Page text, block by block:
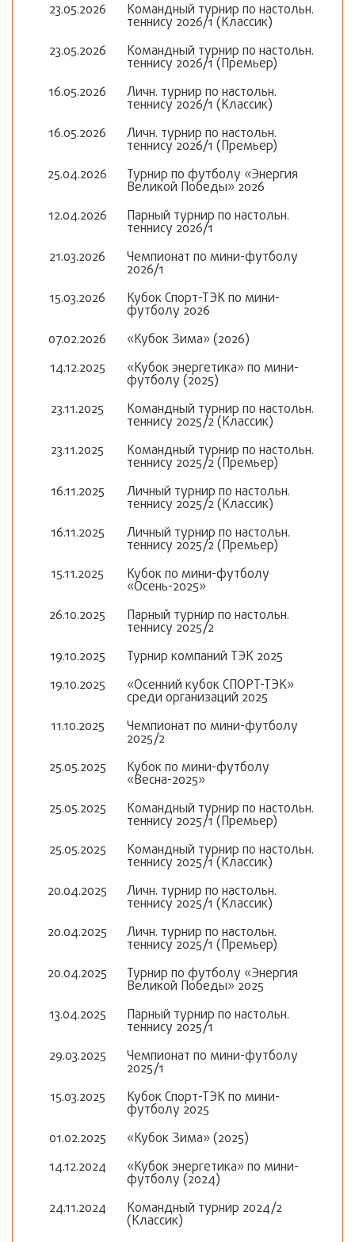
23.05.2026
Командный турнир по настольн.
теннису 2026/1 (Классик)
23.05.2026
Командный турнир по настольн.
теннису 2026/1 (Премьер)
16.05.2026
Личн. турнир по настольн.
теннису 2026/1 (Классик)
16.05.2026
Личн. турнир по настольн.
теннису 2026/1 (Премьер)
25.04.2026
Турнир по футболу «Энергия
Великой Победы» 2026
12.04.2026
Парный турнир по настольн.
теннису 2026/1
21.03.2026
Чемпионат по мини-футболу
2026/1
15.03.2026
Кубок Спорт-ТЭК по мини-
футболу 2026
07.02.2026
«Кубок Зима» (2026)
14.12.2025
«Кубок энергетика» по мини-
футболу (2025)
23.11.2025
Командный турнир по настольн.
теннису 2025/2 (Классик)
23.11.2025
Командный турнир по настольн.
теннису 2025/2 (Премьер)
16.11.2025
Личный турнир по настольн.
теннису 2025/2 (Классик)
16.11.2025
Личный турнир по настольн.
теннису 2025/2 (Премьер)
15.11.2025
Кубок по мини-футболу
«Осень-2025»
26.10.2025
Парный турнир по настольн.
теннису 2025/2
19.10.2025
Турнир компаний ТЭК 2025
19.10.2025
«Осенний кубок СПОРТ-ТЭК»
среди организаций 2025
11.10.2025
Чемпионат по мини-футболу
2025/2
25.05.2025
Кубок по мини-футболу
«Весна-2025»
25.05.2025
Командный турнир по настольн.
теннису 2025/1 (Премьер)
25.05.2025
Командный турнир по настольн.
теннису 2025/1 (Классик)
20.04.2025
Личн. турнир по настольн.
теннису 2025/1 (Классик)
20.04.2025
Личн. турнир по настольн.
теннису 2025/1 (Премьер)
20.04.2025
Турнир по футболу «Энергия
Великой Победы» 2025
13.04.2025
Парный турнир по настольн.
теннису 2025/1
29.03.2025
Чемпионат по мини-футболу
2025/1
15.03.2025
Кубок Спорт-ТЭК по мини-
футболу 2025
01.02.2025
«Кубок Зима» (2025)
14.12.2024
«Кубок энергетика» по мини-
футболу (2024)
24.11.2024
Командный турнир 2024/2
(Классик)